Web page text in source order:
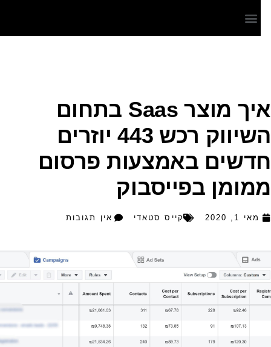
איך מוצר Saas בתחום
השיווק רכש 443 יוזרים
באמצעות פרסום
בפייסבוק
מאי 1, 2020 קייס סטאדי אין תגובות